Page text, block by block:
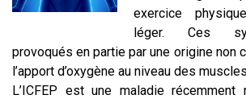
exercice
léger. Ces
provoqués en partie par une origine non
l’apport d’oxygène au niveau des
L’ICFEP est une maladie récemment